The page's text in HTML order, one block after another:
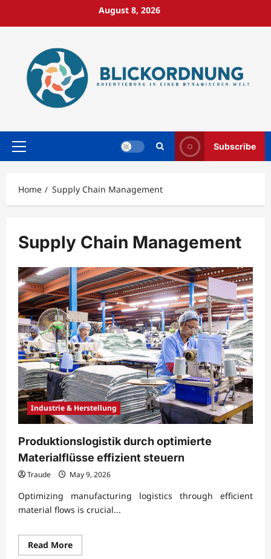
August 8, 2026
Primary
Subscribe
Home Supply Chain Management
Supply Chain Management
Industrie & Herstellung
Produktionslogistik durch optimierte
Materialflüsse effizient steuern
Traude May 9, 2026
Optimizing manufacturing logistics through efficient
material flows is crucial...
Read MoreRead
more